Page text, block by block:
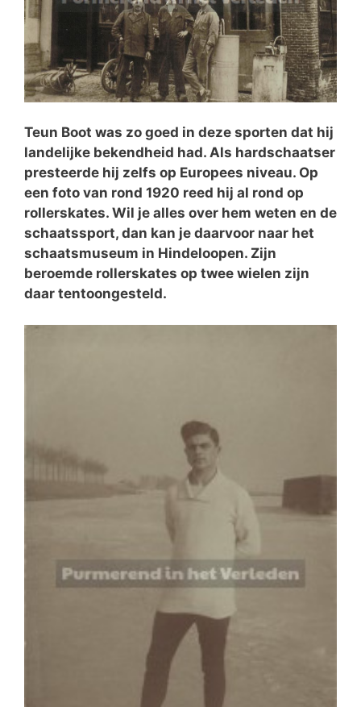
Teun Boot was zo goed in deze sporten dat hij
landelijke bekendheid had. Als hardschaatser
presteerde hij zelfs op Europees niveau. Op
een foto van rond 1920 reed hij al rond op
rollerskates. Wil je alles over hem weten en de
schaatssport, dan kan je daarvoor naar het
schaatsmuseum in Hindeloopen. Zijn
beroemde rollerskates op twee wielen zijn
daar tentoongesteld.